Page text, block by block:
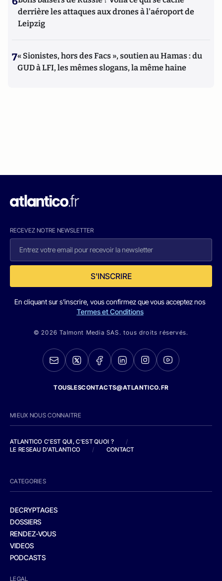
derrière les attaques aux drones à l'aéroport de
Leipzig
7« Sionistes, hors des Facs », soutien au Hamas : du
GUD à LFI, les mêmes slogans, la même haine
RECEVEZ NOTRE NEWSLETTER
S'INSCRIRE
En cliquant sur s'inscrire, vous confirmez que vous acceptez nos
Termes et Conditions
© 2026 Talmont Media SAS. tous droits réservés.
TOUSLESCONTACTS@ATLANTICO.FR
MIEUX NOUS CONNAITRE
ATLANTICO C'EST QUI, C'EST QUOI ?
/
LE RESEAU D'ATLANTICO
/ CONTACT
CATEGORIES
DECRYPTAGES
DOSSIERS
RENDEZ-VOUS
VIDEOS
PODCASTS
LEGAL